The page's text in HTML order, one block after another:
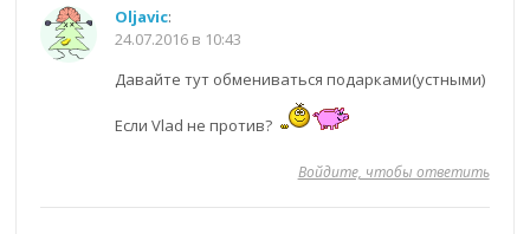
Oljavic:
24.07.2016 в 10:43
Давайте тут обмениваться подарками(устными)
Если Vlad не против?
Войдите, чтобы ответить